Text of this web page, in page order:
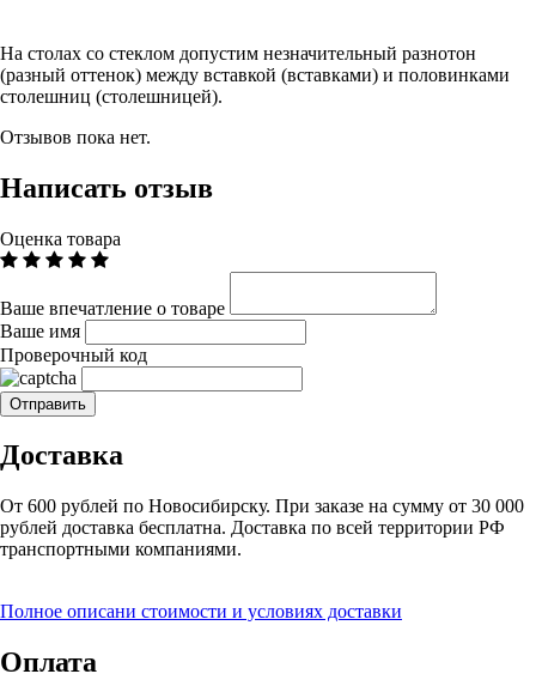
На столах со стеклом допустим незначительный разнотон
(разный оттенок) между вставкой (вставками) и половинками
столешниц (столешницей).
Отзывов пока нет.
Написать отзыв
Оценка товара
Ваше впечатление о товаре
Ваше имя
Проверочный код
Доставка
От 600 рублей по Новосибирску. При заказе на сумму от 30 000
рублей доставка бесплатна. Доставка по всей территории РФ
транспортными компаниями.
Полное описани стоимости и условиях доставки
Оплата